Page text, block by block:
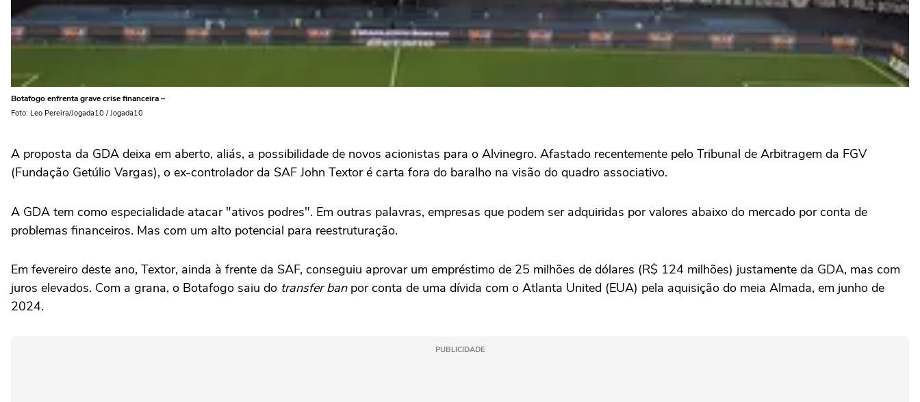
Botafogo enfrenta grave crise financeira –
Foto: Leo Pereira/Jogada10 / Jogada10
A proposta da GDA deixa em aberto, aliás, a possibilidade de novos acionistas para o Alvinegro. Afastado recentemente pelo Tribunal de Arbitragem da FGV
(Fundação Getúlio Vargas), o ex-controlador da SAF John Textor é carta fora do baralho na visão do quadro associativo.
A GDA tem como especialidade atacar "ativos podres". Em outras palavras, empresas que podem ser adquiridas por valores abaixo do mercado por conta de
problemas financeiros. Mas com um alto potencial para reestruturação.
Em fevereiro deste ano, Textor, ainda à frente da SAF, conseguiu aprovar um empréstimo de 25 milhões de dólares (R$ 124 milhões) justamente da GDA, mas com
juros elevados. Com a grana, o Botafogo saiu do transfer banpor conta de uma dívida com o Atlanta United (EUA) pela aquisição do meia Almada, em junho de
2024.
PUBLICIDADE